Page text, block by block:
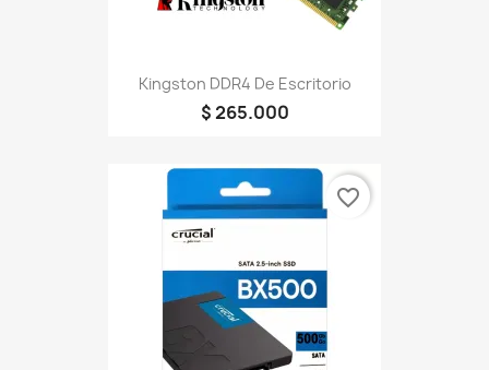
Kingston DDR4 De Escritorio
$ 265.000
favorite_border